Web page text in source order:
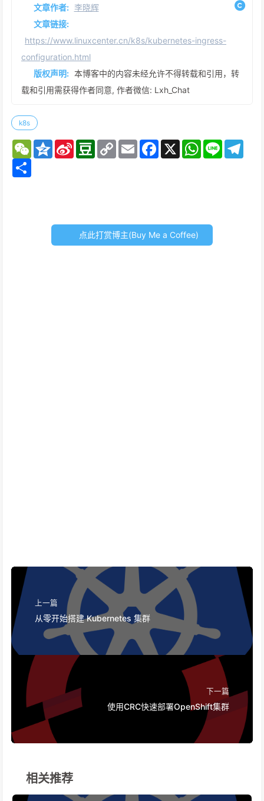
文章作者: 李晓辉
文章链接:
https://www.linuxcenter.cn/k8s/kubernetes-ingress-
configuration.html
版权声明: 本博客中的内容未经允许不得转载和引用，转
载和引用需获得作者同意, 作者微信: Lxh_Chat
k8s
W
Q
z
S
D
C
E
m
F
X
W
L
点此打赏博主(Buy Me a Coffee)
上一篇
从零开始搭建 Kubernetes 集群
下一篇
使用CRC快速部署OpenShift集群
相关推荐